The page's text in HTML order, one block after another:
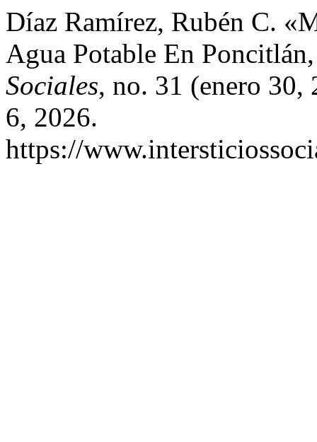
Díaz Ramírez, Rubén C.
Agua Potable En
Sociales, no. 31 (enero 30,
6, 2026.
https://